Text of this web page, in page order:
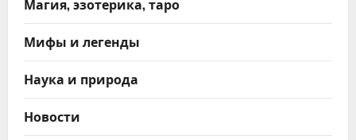
Магия, эзотерика, таро
Мифы и легенды
Наука и природа
Новости